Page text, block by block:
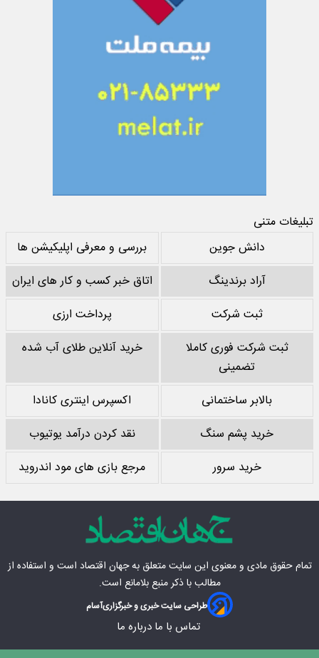
تبلیغات متنی
دانش جوین
بررسی و معرفی اپلیکیشن ها
آراد برندینگ
اتاق خبر کسب و کار های ایران
ثبت شرکت
پرداخت ارزی
ثبت شرکت فوری کاملا
تضمینی
خرید آنلاین طلای آب شده
بالابر ساختمانی
اکسپرس اینتری کانادا
خرید پشم سنگ
نقد کردن درآمد یوتیوب
خرید سرور
مرجع بازی های مود اندروید
تمام حقوق مادی‌ و معنوی این سایت متعلق بهجهان اقتصاد است و استفاده از
مطالب با ذکر منبع بلامانع است.
طراحی سایت خبری و خبرگزاریآسام
تماس با ما درباره ما